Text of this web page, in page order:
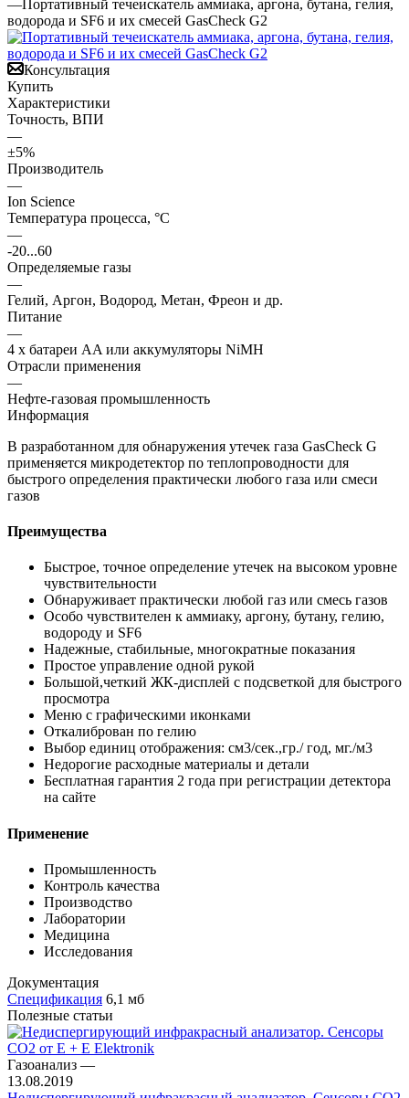
— Портативный течеискатель аммиака, аргона, бутана, гелия,
водорода и SF6 и их смесей GasCheck G2
Консультация
Купить
Характеристики
Точность, ВПИ
—
±5%
Производитель
—
Ion Science
Температура процесса, °С
—
-20...60
Определяемые газы
—
Гелий, Аргон, Водород, Метан, Фреон и др.
Питание
—
4 x батареи AA или аккумуляторы NiMH
Отрасли применения
—
Нефте-газовая промышленность
Информация
В разработанном для обнаружения утечек газа GasCheck G
применяется микродетектор по теплопроводности для
быстрого определения практически любого газа или смеси
газов
Преимущества
Быстрое, точное определение утечек на высоком уровне
чувствительности
Обнаруживает практически любой газ или смесь газов
Особо чувствителен к аммиаку, аргону, бутану, гелию,
водороду и SF6
Надежные, стабильные, многократные показания
Простое управление одной рукой
Большой,четкий ЖК-дисплей с подсветкой для быстрого
просмотра
Меню с графическими иконками
Откалиброван по гелию
Выбор единиц отображения: см3/сек.,гр./ год, мг./м3
Недорогие расходные материалы и детали
Бесплатная гарантия 2 года при регистрации детектора
на сайте
Применение
Промышленность
Контроль качества
Производство
Лаборатории
Медицина
Исследования
Документация
Спецификация 6,1 мб
Полезные статьи
Газоанализ —
13.08.2019